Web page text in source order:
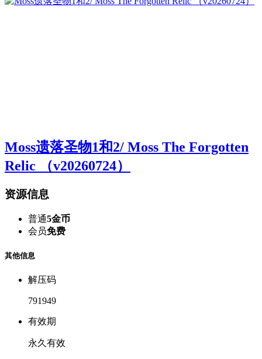
Moss遗落圣物1和2/ Moss The Forgotten
Relic （v20260724）
资源信息
普通5金币
会员免费
其他信息
解压码
791949
有效期
永久有效